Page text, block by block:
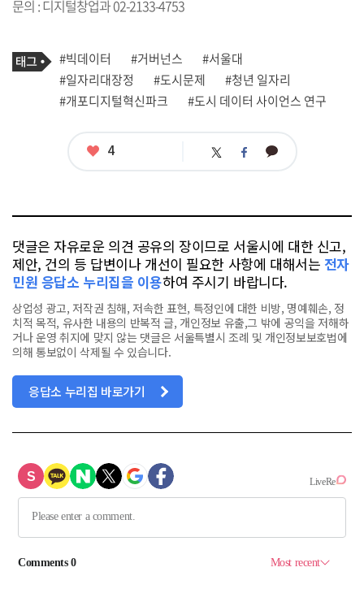
문의 : 디지털창업과 02-2133-4753
기
사
관
련
태
태
그
#빅데이터 #거버넌스
#서울대
#일자리대장정
#도시문제
#청년 일자리
#개포디지털혁신파크
#도시 데이터 사이언스 연구
좋
4 트 페 카
댓글은 자유로운 의견 공유의 장이므로 서울시에 대한 신고,
제안, 건의 등 답변이나 개선이 필요한 사항에 대해서는 전자
민원 응답소 누리집을 이용하여 주시기 바랍니다.
상업성 광고, 저작권 침해, 저속한 표현, 특정인에 대한 비방, 명예훼손, 정
치적 목적, 유사한 내용의 반복적 글, 개인정보 유출,그 밖에 공익을 저해하
거나 운영 취지에 맞지 않는 댓글은 서울특별시 조례 및 개인정보보호법에
의해 통보없이 삭제될 수 있습니다.
응답소 누리집 바로가기